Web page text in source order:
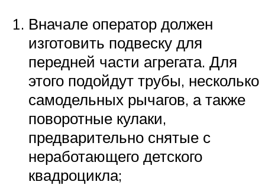
Вначале оператор должен
изготовить подвеску для
передней части агрегата. Для
этого подойдут трубы, несколько
самодельных рычагов, а также
поворотные кулаки,
предварительно снятые с
неработающего детского
квадроцикла;